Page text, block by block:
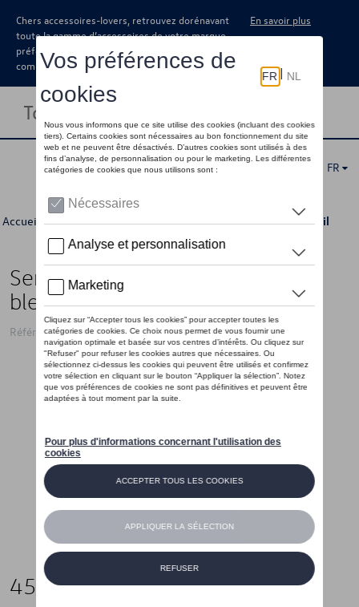
Chers accessoires-lovers, retrouvez dorénavant
toute la gamme d’accessoires de votre marque
préférée sous forme de catalogue à
commander auprès de votre concessionaire.
En savoir plus
Toggle navigation
FR
Accueil >Pour vous >Dernière chance >Accessoires > Détail
Serviette de plage VW T1 design,
bleue
Référence: 7E9084500
45,00 €